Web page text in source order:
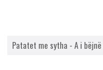
Patatet me sytha - A i